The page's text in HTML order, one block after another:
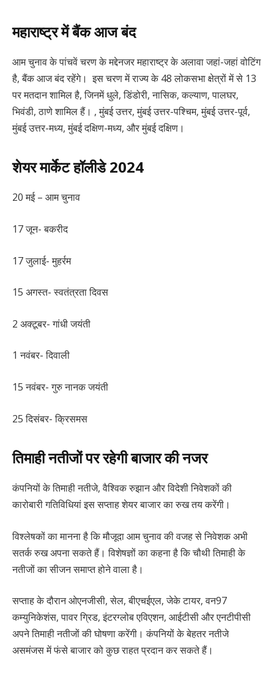
महाराष्ट्र में बैंक आज बंद
आम चुनाव के पांचवें चरण के मद्देनजर महाराष्ट्र के अलावा जहां-जहां वोटिंग
है, बैंक आज बंद रहेंगे। इस चरण में राज्य के 48 लोकसभा क्षेत्रों में से 13
पर मतदान शामिल है, जिनमें धुले, डिंडोरी, नासिक, कल्याण, पालघर,
भिवंडी, ठाणे शामिल हैं। , मुंबई उत्तर, मुंबई उत्तर-पश्चिम, मुंबई उत्तर-पूर्व,
मुंबई उत्तर-मध्य, मुंबई दक्षिण-मध्य, और मुंबई दक्षिण।
शेयर मार्केट हॉलीडे 2024
20 मई – आम चुनाव
17 जून- बकरीद
17 जुलाई- मुहर्रम
15 अगस्त- स्वतंत्रता दिवस
2 अक्टूबर- गांधी जयंती
1 नवंबर- दिवाली
15 नवंबर- गुरु नानक जयंती
25 दिसंबर- क्रिसमस
तिमाही नतीजों पर रहेगी बाजार की नजर
कंपनियों के तिमाही नतीजे, वैश्विक रुझान और विदेशी निवेशकों की
कारोबारी गतिविधियां इस सप्ताह शेयर बाजार का रुख तय करेंगी।
विश्लेषकों का मानना है कि मौजूदा आम चुनाव की वजह से निवेशक अभी
सतर्क रुख अपना सकते हैं। विशेषज्ञों का कहना है कि चौथी तिमाही के
नतीजों का सीजन समाप्त होने वाला है।
सप्ताह के दौरान ओएनजीसी, सेल, बीएचईएल, जेके टायर, वन97
कम्युनिकेशंस, पावर ग्रिड, इंटरग्लोब एविएशन, आईटीसी और एनटीपीसी
अपने तिमाही नतीजों की घोषणा करेंगी। कंपनियों के बेहतर नतीजे
असमंजस में फंसे बाजार को कुछ राहत प्रदान कर सकते हैं।